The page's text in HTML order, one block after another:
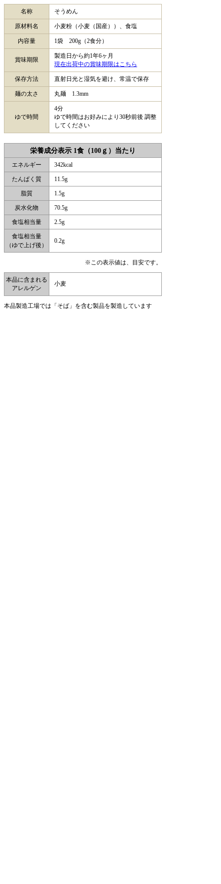
名称 そうめん
原材料名 小麦粉（小麦（国産））、食塩
内容量 1袋 200g（2食分）
賞味期限
製造日から約1年6ヶ月
現在出荷中の賞味期限はこちら
保存方法 直射日光と湿気を避け、常温で保存
麺の太さ 丸麺 1.3mm
ゆで時間
4分
ゆで時間はお好みにより30秒前後 調整
してください
栄養成分表示 1食（100ｇ）当たり
エネルギー 342kcal
たんぱく質 11.5g
脂質 1.5g
炭水化物 70.5g
食塩相当量 2.5g
食塩相当量
（ゆで上げ後）
0.2g
※この表示値は、目安です。
本品に含まれる
アレルゲン
小麦
本品製造工場では「そば」を含む製品を製造しています